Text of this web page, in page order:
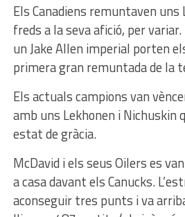
Els Canadiens remuntaven uns
freds a la seva afició, per
un Jake Allen imperial porten
primera gran remuntada de la
Els actuals campions van
amb uns Lekhonen i Nichuskin
estat de gràcia.
McDavid i els seus Oilers es
a casa davant els Canucks.
aconseguir tres punts i va